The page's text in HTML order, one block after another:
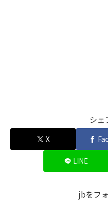
シェ
X
LINE
jbをフ